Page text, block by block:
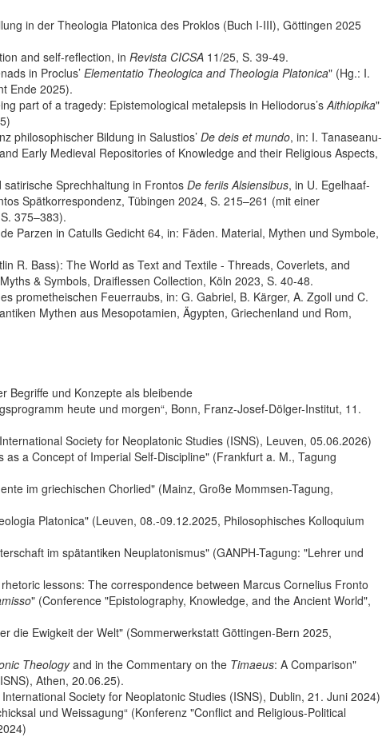
in der Theologia Platonica des Proklos (Buch I-III), Göttingen 2025
and self-reflection, in Revista CICSA 11/25, S. 39-49.
in Proclus’ Elementatio Theologica and Theologia Platonica" (Hg.: I.
Ende 2025).
part of a tragedy: Epistemological metalepsis in Heliodorus’sAithiopika"
philosophischer Bildung in Salustios’ De deis et mundo, in: I. Tanaseanu-
Early Medieval Repositories of Knowledge and their Religious Aspects,
Sprechhaltung in Frontos De feriis Alsiensibus, in U. Egelhaaf-
Spätkorrespondenz, Tübingen 2024, S. 215–261 (mit einer
375–383).
Parzen in Catulls Gedicht 64, in: Fäden. Material, Mythen und Symbole,
R. Bass): The World as Text and Textile - Threads, Coverlets, and
& Symbols, Draiflessen Collection, Köln 2023, S. 40-48.
prometheischen Feuerraubs, in: G. Gabriel, B. Kärger, A. Zgoll und C.
Mythen aus Mesopotamien, Ägypten, Griechenland und Rom,
Begriffe und Konzepte als bleibende
heute und morgen“, Bonn, Franz-Josef-Dölger-Institut, 11.
Society for Neoplatonic Studies (ISNS), Leuven, 05.06.2026)
a Concept of Imperial Self-Discipline" (Frankfurt a. M., Tagung
im griechischen Chorlied" (Mainz, Große Mommsen-Tagung,
Platonica" (Leuven, 08.-09.12.2025, Philosophisches Kolloquium
im spätantiken Neuplatonismus" (GANPH-Tagung: "Lehrer und
lessons: The correspondence between Marcus Cornelius Fronto
" (Conference "Epistolography, Knowledge, and the Ancient World",
die Ewigkeit der Welt" (Sommerwerkstatt Göttingen-Bern 2025,
Theologyand in the Commentary on the Timaeus: A Comparison"
Athen, 20.06.25).
Society for Neoplatonic Studies (ISNS), Dublin, 21. Juni 2024)
und Weissagung“ (Konferenz "Conflict and Religious-Political